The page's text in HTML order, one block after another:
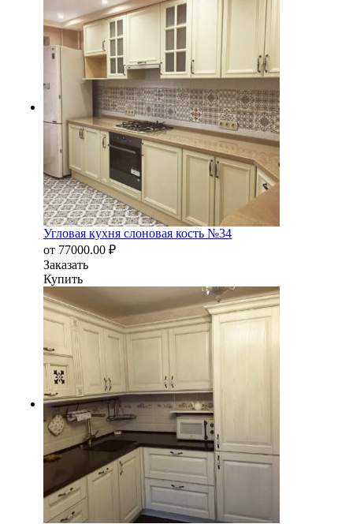
Угловая кухня слоновая кость №34
от 77000.00 ₽
Заказать
Купить